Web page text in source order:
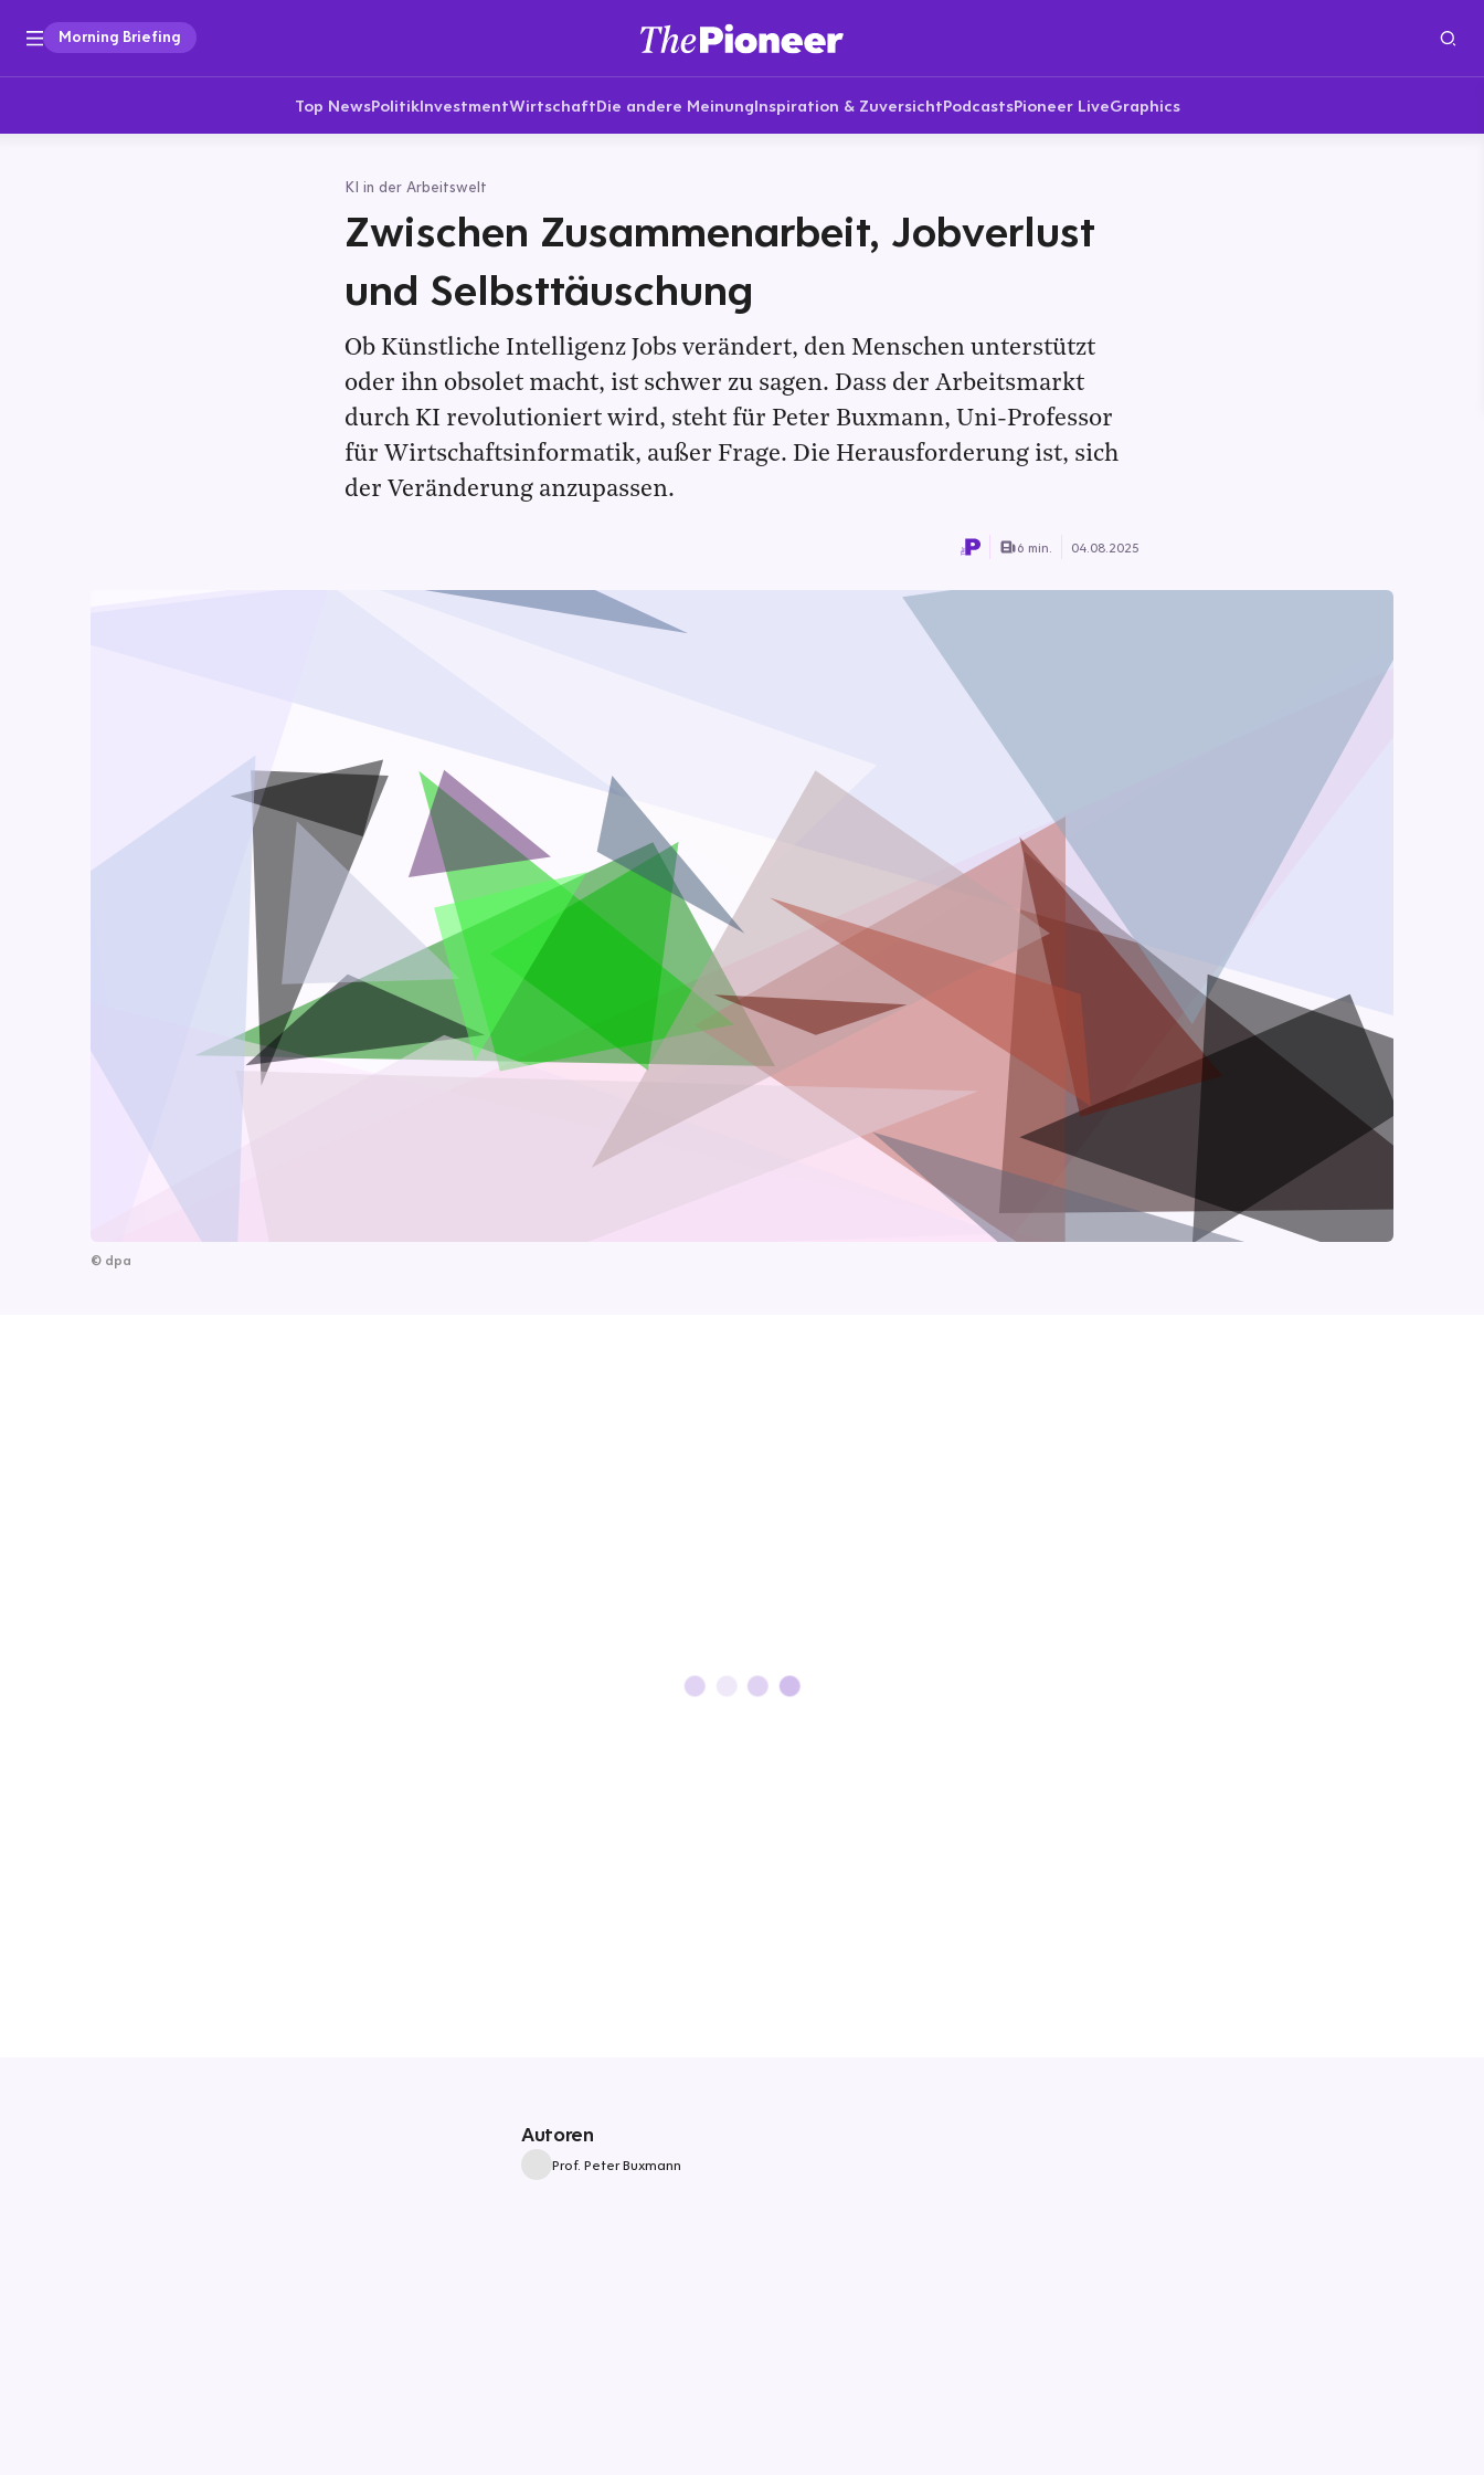
Morning Briefing
Top NewsPolitikInvestmentWirtschaftDie andere MeinungInspiration & ZuversichtPodcastsPioneer LiveGraphics
KI in der Arbeitswelt
Zwischen Zusammenarbeit, Jobverlust
und Selbsttäuschung
Ob Künstliche Intelligenz Jobs verändert, den Menschen unterstützt
oder ihn obsolet macht, ist schwer zu sagen. Dass der Arbeitsmarkt
durch KI revolutioniert wird, steht für Peter Buxmann, Uni-Professor
für Wirtschaftsinformatik, außer Frage. Die Herausforderung ist, sich
der Veränderung anzupassen.
6 min. 04.08.2025
© dpa
Autoren
Prof. Peter Buxmann